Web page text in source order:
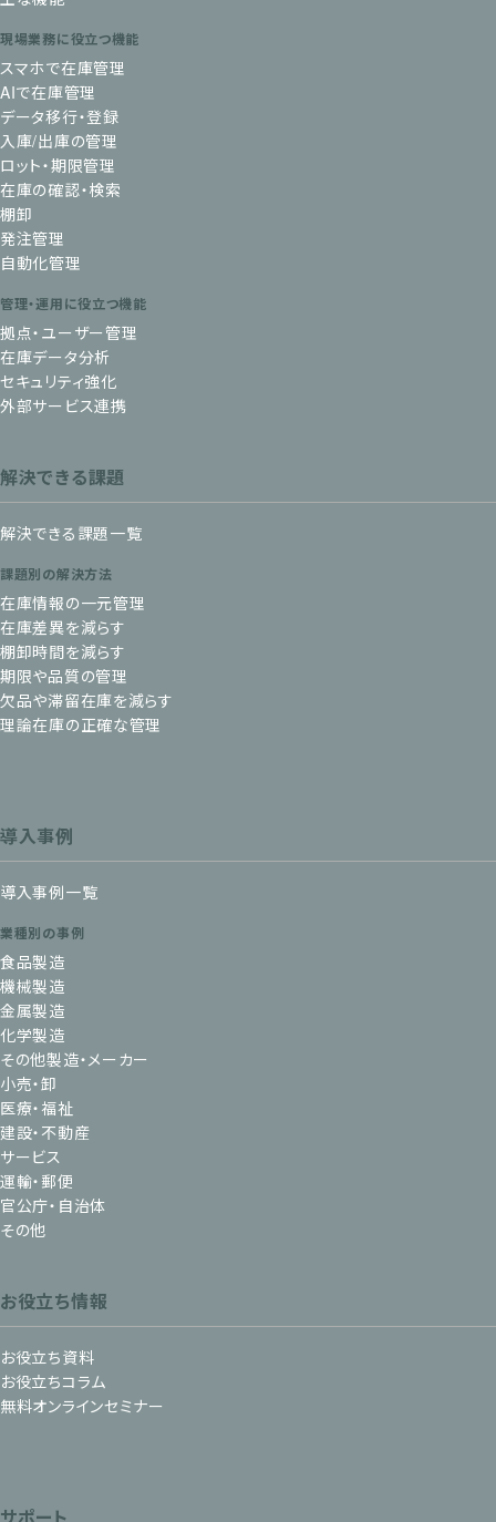
現場業務に役立つ機能
スマホで在庫管理
AIで在庫管理
データ移行・登録
入庫/出庫の管理
ロット・期限管理
在庫の確認・検索
棚卸
発注管理
自動化管理
管理・運用に役立つ機能
拠点・ユーザー管理
在庫データ分析
セキュリティ強化
外部サービス連携
解決できる課題
解決できる課題一覧
課題別の解決方法
在庫情報の一元管理
在庫差異を減らす
棚卸時間を減らす
期限や品質の管理
欠品や滞留在庫を減らす
理論在庫の正確な管理
導入事例
導入事例一覧
業種別の事例
食品製造
機械製造
金属製造
化学製造
その他製造・メーカー
小売・卸
医療・福祉
建設・不動産
サービス
運輸・郵便
官公庁・自治体
その他
お役立ち情報
お役立ち資料
お役立ちコラム
無料オンラインセミナー